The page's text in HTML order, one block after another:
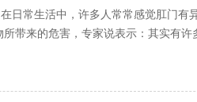
日常生活中，许多人常常感觉肛门有
带来的危害，专家说表示：其实有许